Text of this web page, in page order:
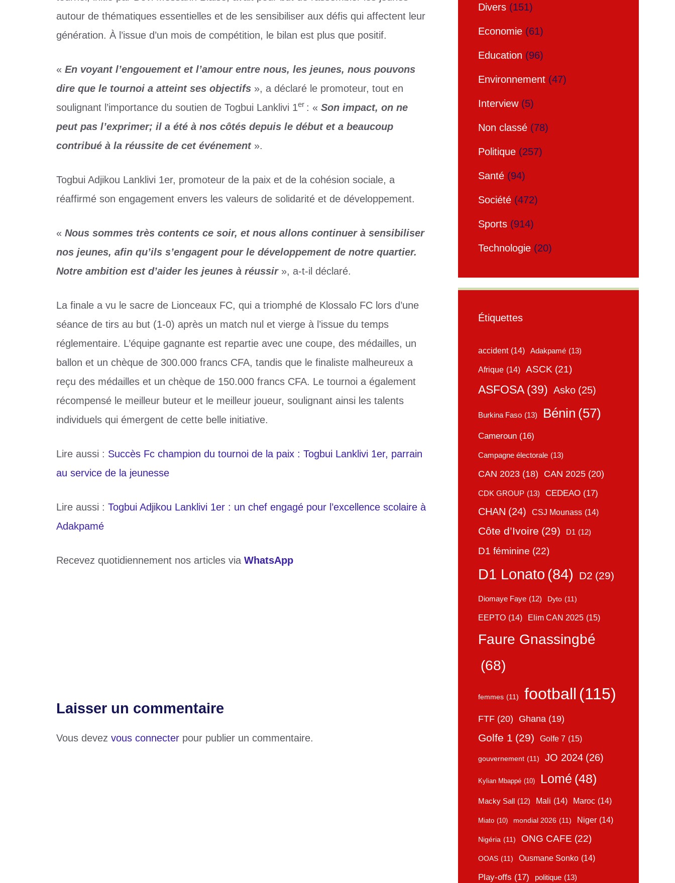
autour de thématiques essentielles et de les sensibiliser aux défis qui affectent leur
génération. À l’issue d’un mois de compétition, le bilan est plus que positif.
« En voyant l’engouement et l’amour entre nous, les jeunes, nous pouvons
dire que le tournoi a atteint ses objectifs », a déclaré le promoteur, tout en
soulignant l’importance du soutien de Togbui Lanklivi 1er : « Son impact, on ne
peut pas l’exprimer; il a été à nos côtés depuis le début et a beaucoup
contribué à la réussite de cet événement».
Togbui Adjikou Lanklivi 1er, promoteur de la paix et de la cohésion sociale, a
réaffirmé son engagement envers les valeurs de solidarité et de développement.
« Nous sommes très contents ce soir, et nous allons continuer à sensibiliser
nos jeunes, afin qu’ils s’engagent pour le développement de notre quartier.
Notre ambition est d’aider les jeunes à réussir», a-t-il déclaré.
La finale a vu le sacre de Lionceaux FC, qui a triomphé de Klossalo FC lors d’une
séance de tirs au but (1-0) après un match nul et vierge à l’issue du temps
réglementaire. L’équipe gagnante est repartie avec une coupe, des médailles, un
ballon et un chèque de 300.000 francs CFA, tandis que le finaliste malheureux a
reçu des médailles et un chèque de 150.000 francs CFA. Le tournoi a également
récompensé le meilleur buteur et le meilleur joueur, soulignant ainsi les talents
individuels qui émergent de cette belle initiative.
Lire aussi : Succès Fc champion du tournoi de la paix : Togbui Lanklivi 1er, parrain
au service de la jeunesse
Lire aussi : Togbui Adjikou Lanklivi 1er : un chef engagé pour l’excellence scolaire à
Adakpamé
Recevez quotidiennement nos articles via WhatsApp
Laisser un commentaire
Vous devez vous connecter pour publier un commentaire.
Divers (151)
Economie (61)
Education (96)
Environnement (47)
Interview(5)
Non classé (78)
Politique (257)
Santé (94)
Société (472)
Sports (914)
Technologie (20)
Étiquettes
accident (14) Adakpamé (13)
Afrique (14) ASCK (21)
ASFOSA (39) Asko (25)
Burkina Faso (13) Bénin (57)
Cameroun (16)
Campagne électorale (13)
CAN 2023 (18) CAN 2025 (20)
CDK GROUP (13) CEDEAO (17)
CHAN (24) CSJ Mounass (14)
Côte d’Ivoire (29) D1 (12)
D1 féminine (22)
D1 Lonato (84) D2 (29)
Diomaye Faye (12) Dyto (11)
EEPTO (14) Elim CAN 2025 (15)
Faure Gnassingbé
(68)
femmes (11) football (115)
FTF (20) Ghana (19)
Golfe 1 (29) Golfe 7 (15)
gouvernement (11) JO 2024 (26)
Kylian Mbappé (10) Lomé (48)
Macky Sall (12) Mali (14) Maroc (14)
Miato (10) mondial 2026 (11) Niger (14)
Nigéria (11) ONG CAFE (22)
OOAS (11) Ousmane Sonko (14)
Play-offs (17) politique (13)